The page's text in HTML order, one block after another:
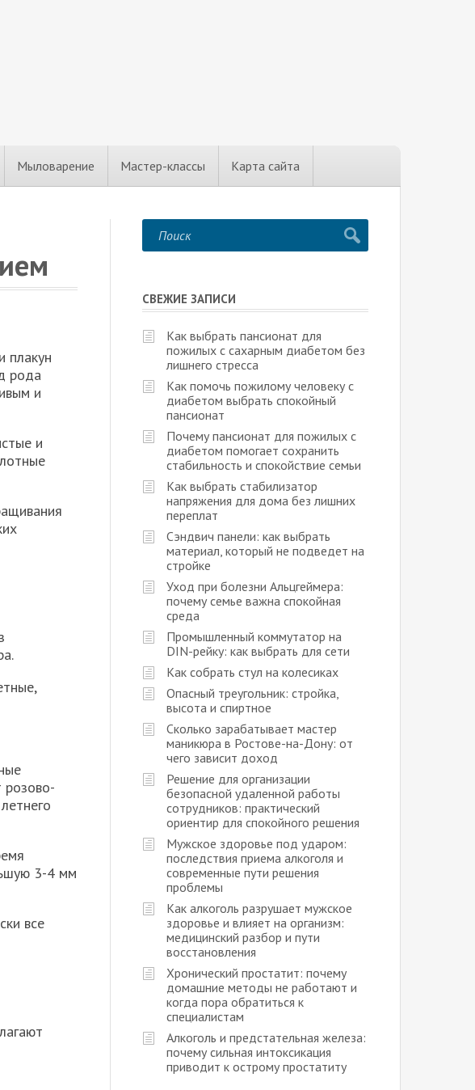
Мыловарение Мастер-классы Карта сайта
плакун
рода
и
и
3-4 мм
все
СВЕЖИЕ ЗАПИСИ
Как выбрать пансионат для
пожилых с сахарным диабетом без
лишнего стресса
Как помочь пожилому человеку с
диабетом выбрать спокойный
пансионат
Почему пансионат для пожилых с
диабетом помогает сохранить
стабильность и спокойствие семьи
Как выбрать стабилизатор
напряжения для дома без лишних
переплат
Сэндвич панели: как выбрать
материал, который не подведет на
стройке
Уход при болезни Альцгеймера:
почему семье важна спокойная
среда
Промышленный коммутатор на
DIN-рейку: как выбрать для сети
Как собрать стул на колесиках
Опасный треугольник: стройка,
высота и спиртное
Сколько зарабатывает мастер
маникюра в Ростове-на-Дону: от
чего зависит доход
Решение для организации
безопасной удаленной работы
сотрудников: практический
ориентир для спокойного решения
Мужское здоровье под ударом:
последствия приема алкоголя и
современные пути решения
проблемы
Как алкоголь разрушает мужское
здоровье и влияет на организм:
медицинский разбор и пути
восстановления
Хронический простатит: почему
домашние методы не работают и
когда пора обратиться к
специалистам
Алкоголь и предстательная железа:
почему сильная интоксикация
приводит к острому простатиту